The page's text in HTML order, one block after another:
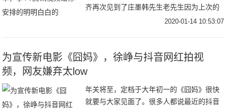
齐再次见到了庄墨韩先生老先生因为上次的
陷害耿耿于怀正在为范闲的诗集作释而上杉
2020-01-14 10:53:07
为宣传新电影《囧妈》，徐峥与抖音网红拍视
频，网友嫌弃太low
年关将至，定档于大年初一的《囧妈》很快
就要与大家见面了。很多人都说最近的抖音